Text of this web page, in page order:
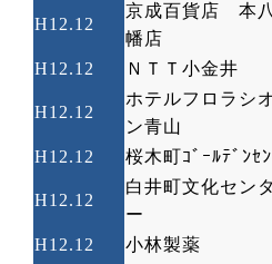
H12.12
京成百貨店 本八
幡店
H12.12 ＮＴＴ小金井
H12.12
ホテルフロラシ
ン青山
H12.12 桜木町ｺﾞｰﾙﾃﾞﾝｾ
H12.12
白井町文化センタ
ー
H12.12 小林製薬